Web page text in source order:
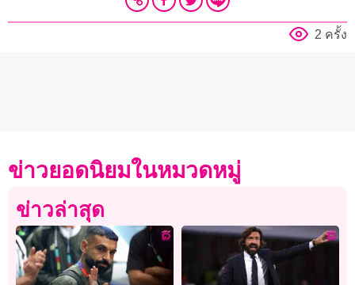
2 ครั้ง
ข่าวยอดนิยมในหมวดหมู่
ข่าวล่าสุด